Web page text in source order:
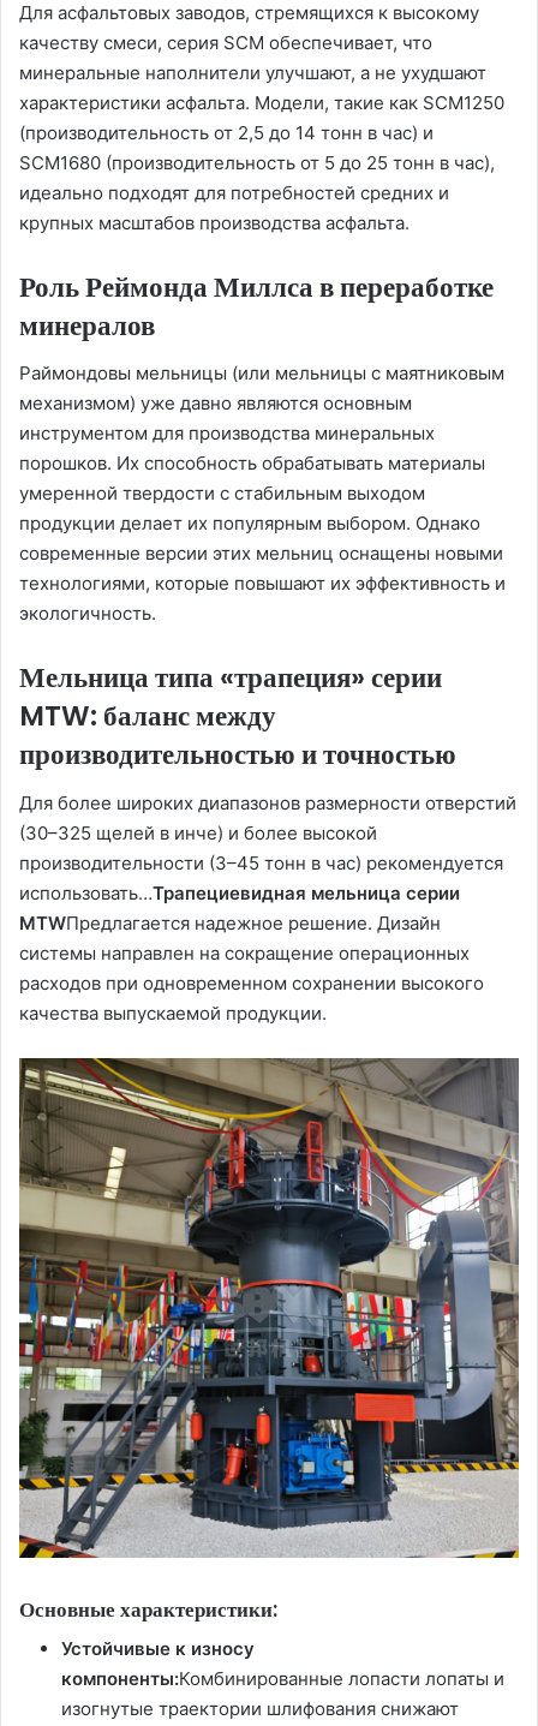
Для асфальтовых заводов, стремящихся к высокому
качеству смеси, серия SCM обеспечивает, что
минеральные наполнители улучшают, а не ухудшают
характеристики асфальта. Модели, такие как SCM1250
(производительность от 2,5 до 14 тонн в час) и
SCM1680 (производительность от 5 до 25 тонн в час),
идеально подходят для потребностей средних и
крупных масштабов производства асфальта.
Роль Реймонда Миллса в переработке
минералов
Раймондовы мельницы (или мельницы с маятниковым
механизмом) уже давно являются основным
инструментом для производства минеральных
порошков. Их способность обрабатывать материалы
умеренной твердости с стабильным выходом
продукции делает их популярным выбором. Однако
современные версии этих мельниц оснащены новыми
технологиями, которые повышают их эффективность и
экологичность.
Мельница типа «трапеция» серии
MTW: баланс между
производительностью и точностью
Для более широких диапазонов размерности отверстий
(30–325 щелей в инче) и более высокой
производительности (3–45 тонн в час) рекомендуется
использовать…Трапециевидная мельница серии
MTWПредлагается надежное решение. Дизайн
системы направлен на сокращение операционных
расходов при одновременном сохранении высокого
качества выпускаемой продукции.
Основные характеристики:
Устойчивые к износу
компоненты:Комбинированные лопасти лопаты и
изогнутые траектории шлифования снижают